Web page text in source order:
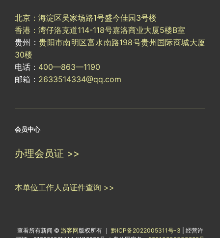
北京：海淀区吴家场路1号盛今佳园3号楼
香港：湾仔洛克道114-118号嘉洛商业大厦5楼B室
贵州：贵阳市南明区富水南路198号贵州国际商城大厦
30楼
电话： 400—863—1190
邮箱： 2633514334@qq.com
会员中心
办理会员证 >>
本单位工作人员证件查询 >>
查看所有新闻 © 游客网版权所有 ｜ 黔ICP备2022005311号-3
| 经营许